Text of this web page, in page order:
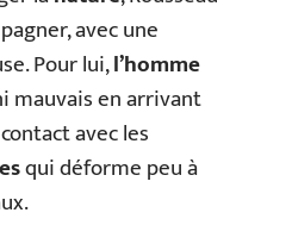
avec une
Pour lui,l’homme
mauvais en arrivant
avec les
qui déforme peu à